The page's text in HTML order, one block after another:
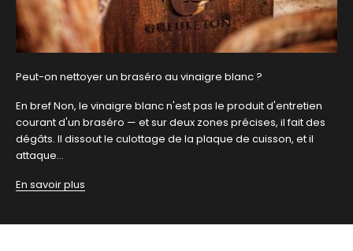
Peut-on nettoyer un braséro au vinaigre blanc ?
En bref Non, le vinaigre blanc n'est pas le produit d'entretien
courant d'un braséro — et sur deux zones précises, il fait des
dégâts. Il dissout le culottage de la plaque de cuisson, et il
attaque...
En savoir plus